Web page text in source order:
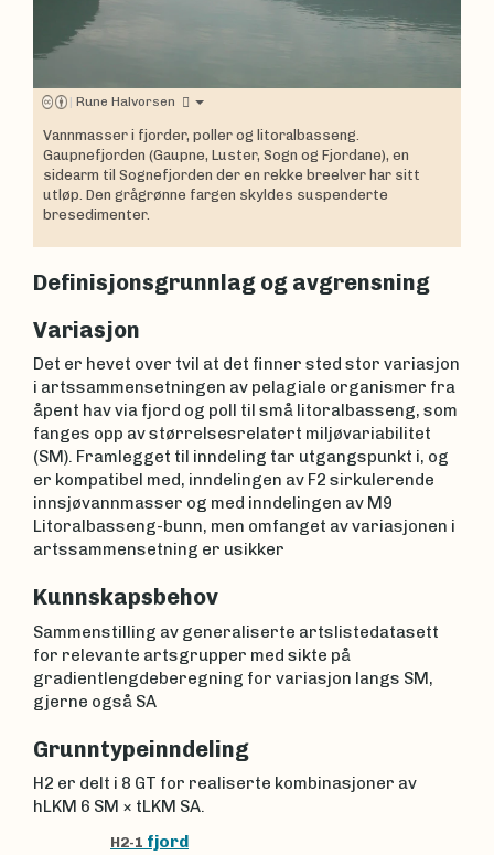
| Rune Halvorsen
Vannmasser i fjorder, poller og litoralbasseng.
Gaupnefjorden (Gaupne, Luster, Sogn og Fjordane), en
sidearm til Sognefjorden der en rekke breelver har sitt
utløp. Den grågrønne fargen skyldes suspenderte
bresedimenter.
Definisjonsgrunnlag og avgrensning
Variasjon
Det er hevet over tvil at det finner sted stor variasjon
i artssammensetningen av pelagiale organismer fra
åpent hav via fjord og poll til små litoralbasseng, som
fanges opp av størrelsesrelatert miljøvariabilitet
(SM). Framlegget til inndeling tar utgangspunkt i, og
er kompatibel med, inndelingen av F2 sirkulerende
innsjøvannmasser og med inndelingen av M9
Litoralbasseng-bunn, men omfanget av variasjonen i
artssammensetning er usikker
Kunnskapsbehov
Sammenstilling av generaliserte artslistedatasett
for relevante artsgrupper med sikte på
gradientlengdeberegning for variasjon langs SM,
gjerne også SA
Grunntypeinndeling
H2 er delt i 8 GT for realiserte kombinasjoner av
hLKM 6 SM × tLKM SA.
H2-1 fjord